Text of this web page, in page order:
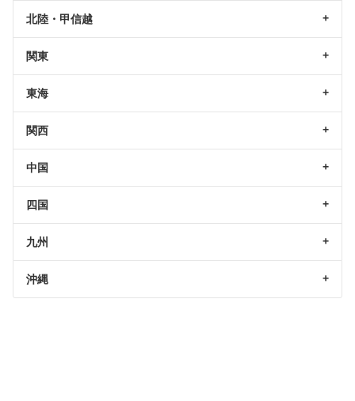
北陸・甲信越
関東
東海
関西
中国
四国
九州
沖縄